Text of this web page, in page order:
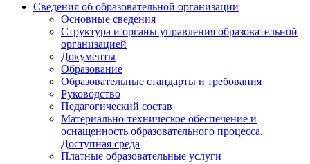
Сведения об образовательной организации
Основные сведения
Структура и органы управления образовательной
организацией
Документы
Образование
Образовательные стандарты и требования
Руководство
Педагогический состав
Материально-техническое обеспечение и
оснащенность образовательного процесса.
Доступная среда
Платные образовательные услуги